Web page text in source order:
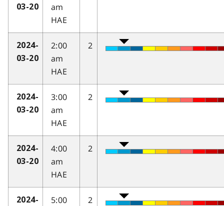
03-20
am
HAE
2024-
03-20
2:00
am
HAE
2
2024-
03-20
3:00
am
HAE
2
2024-
03-20
4:00
am
HAE
2
2024-
5:00
2